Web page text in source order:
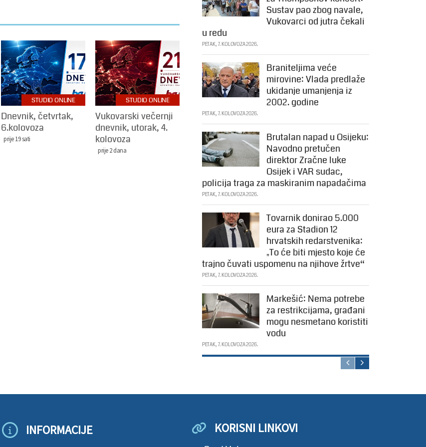
STUDIO ONLINE
Dnevnik, četvrtak,
6.kolovoza
prije 19 sati
STUDIO ONLINE
Vukovarski večernji
dnevnik, utorak, 4.
kolovoza
prije 2 dana
Sustav pao zbog navale,
Vukovarci od jutra čekali
u redu
PETAK, 7. KOLOVOZA 2026.
Braniteljima veće
mirovine: Vlada predlaže
ukidanje umanjenja iz
2002. godine
PETAK, 7. KOLOVOZA 2026.
Brutalan napad u Osijeku:
Navodno pretučen
direktor Zračne luke
Osijek i VAR sudac,
policija traga za maskiranim napadačima
PETAK, 7. KOLOVOZA 2026.
Tovarnik donirao 5.000
eura za Stadion 12
hrvatskih redarstvenika:
„To će biti mjesto koje će
trajno čuvati uspomenu na njihove žrtve“
PETAK, 7. KOLOVOZA 2026.
Markešić: Nema potrebe
za restrikcijama, građani
mogu nesmetano koristiti
vodu
PETAK, 7. KOLOVOZA 2026.
INFORMACIJE KORISNI LINKOVI